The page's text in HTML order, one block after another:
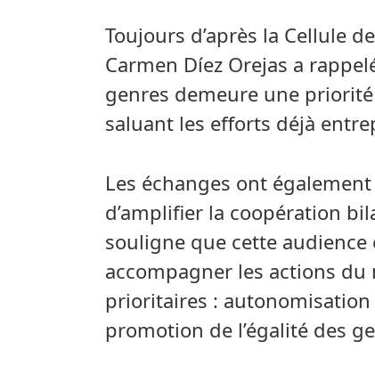
Toujours d’après la Cellule
Carmen Díez Orejas a
genres demeure une
saluant les efforts déjà
Les échanges ont
d’amplifier la coopération
souligne que cette
accompagner les actions
prioritaires :
promotion de l’égalité des